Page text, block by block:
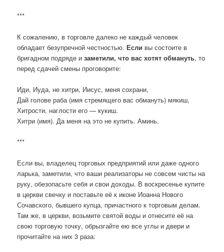
***
К сожалению, в торговле далеко не каждый человек
обладает безупречной честностью.Если вы состоите в
бригадном подряде изаметили, что вас хотят обмануть, то
перед сдачей смены проговорите:
Иди, Иуда, не хитри, Иисус, меня сохрани,
Дай голове раба (имя стремящего вас обмануть) мякиш,
Хитрости, наглости его — кукиш.
Хитри (имя). Да меня на это не купить. Аминь.
***
Если вы, владелец торговых предприятий или даже одного
ларька, заметили, что ваши реализаторы не совсем чисты на
руку, обезопасьте себя и свои доходы. В воскресенье купите
в церкви свечку и поставьте её к иконе Иоанна Нового
Сочавского, бывшего купца, причастного к торговым делам.
Там же, в церкви, возьмите святой воды и отнесите её на
свою торговую точку, обрызгайте ею все углы и двери и
прочитайте на них 3 раза: